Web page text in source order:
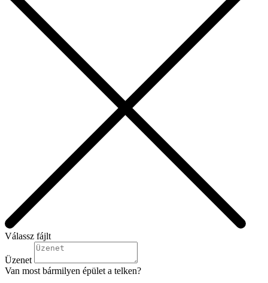
Válassz fájlt
Üzenet
Van most bármilyen épület a telken?